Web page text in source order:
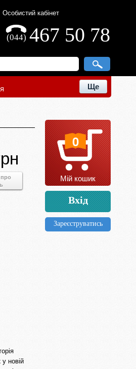
Особистий кабінет
467 50 78
(044)
Ще
про
новій
0
Мій кошик
Вхід
Зареєструватись